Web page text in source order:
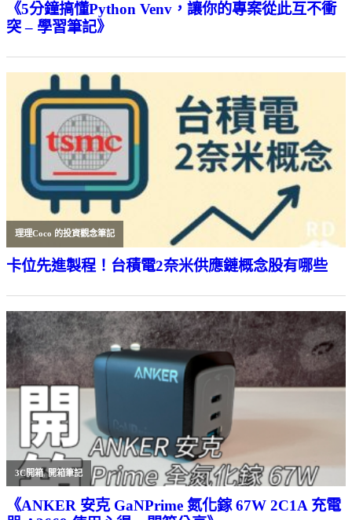
《5分鐘搞懂Python Venv，讓你的專案從此互不衝
突 – 學習筆記》
理理Coco 的投資觀念筆記
卡位先進製程！台積電2奈米供應鏈概念股有哪些
3C開箱,開箱筆記
《ANKER 安克 GaNPrime 氮化鎵 67W 2C1A 充電